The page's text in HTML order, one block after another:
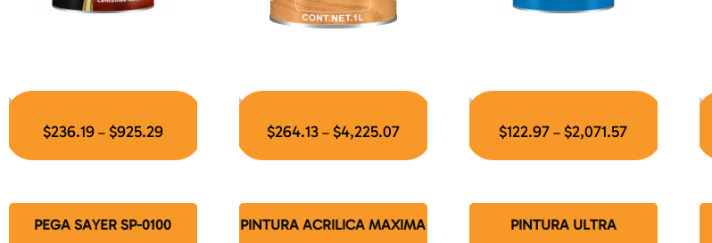
$236.19– $925.29 $264.13– $4,225.07 $122.97 –$2,071.57
PEGA SAYER SP-0100 PINTURA ACRILICA MAXIMA
PINTURA ULTRA